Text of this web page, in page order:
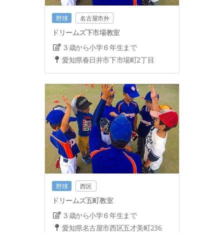
野球 名古屋市外
ドリームズ下市場教室
３歳から小学６年生まで
愛知県春日井市下市場町2丁目
野球 西区
ドリームズ五町教室
３歳から小学６年生まで
愛知県名古屋市西区五才美町236